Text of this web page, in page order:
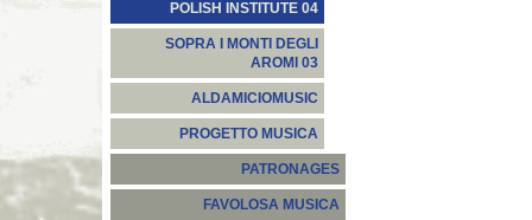
POLISH INSTITUTE 04
SOPRA I MONTI DEGLI
AROMI 03
ALDAMICIOMUSIC
PROGETTO MUSICA
PATRONAGES
FAVOLOSA MUSICA